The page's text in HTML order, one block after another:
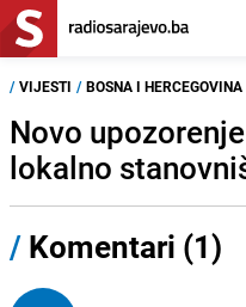
/ VIJESTI / BOSNA I HERCEGOVINA
Novo
lokalno
/ Komentari (1)